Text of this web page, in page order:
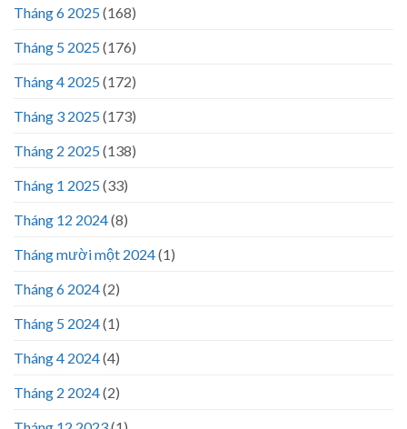
Tháng 6 2025(168)
Tháng 5 2025(176)
Tháng 4 2025(172)
Tháng 3 2025(173)
Tháng 2 2025(138)
Tháng 1 2025(33)
Tháng 12 2024(8)
Tháng mười một 2024(1)
Tháng 6 2024(2)
Tháng 5 2024(1)
Tháng 4 2024(4)
Tháng 2 2024(2)